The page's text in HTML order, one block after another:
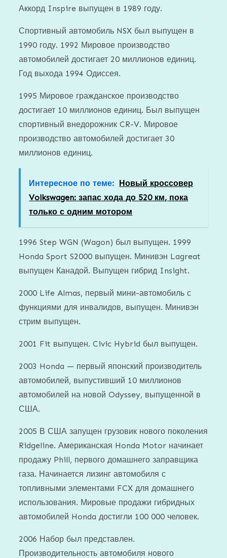
Аккорд Inspire выпущен в 1989 году.
Спортивный автомобиль NSX был выпущен в
1990 году. 1992 Мировое производство
автомобилей достигает 20 миллионов единиц.
Год выхода 1994 Одиссея.
1995 Мировое гражданское производство
достигает 10 миллионов единиц. Был выпущен
спортивный внедорожник CR-V. Мировое
производство автомобилей достигает 30
миллионов единиц.
Интересное по теме: Новый кроссовер
Volkswagen: запас хода до 520 км, пока
только с одним мотором
1996 Step WGN (Wagon) был выпущен. 1999
Honda Sport S2000 выпущен. Минивэн Lagreat
выпущен Канадой. Выпущен гибрид Insight.
2000 Life Almas, первый мини-автомобиль с
функциями для инвалидов, выпущен. Минивэн
стрим выпущен.
2001 Fit выпущен. Civic Hybrid был выпущен.
2003 Honda — первый японский производитель
автомобилей, выпустивший 10 миллионов
автомобилей на новой Odyssey, выпущенной в
США.
2005 В США запущен грузовик нового поколения
Ridgeline. Американская Honda Motor начинает
продажу Phill, первого домашнего заправщика
газа. Начинается лизинг автомобиля с
топливными элементами FCX для домашнего
использования. Мировые продажи гибридных
автомобилей Honda достигли 100 000 человек.
2006 Набор был представлен.
Производительность автомобиля нового